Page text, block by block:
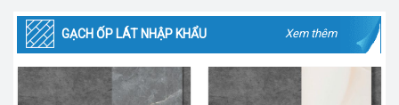
GẠCH ỐP LÁT NHẬP KHẨU Xem thêm